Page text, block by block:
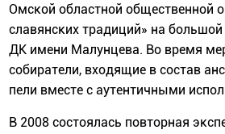
Омской областной общественной
славянских традиций» на
ДК имени Малунцева. Во время
собиратели, входящие в состав
пели вместе с аутентичными
В 2008 состоялась повторная